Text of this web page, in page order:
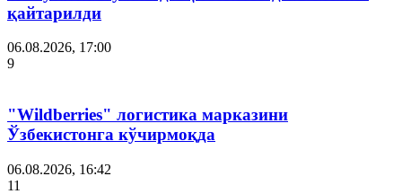
қайтарилди
06.08.2026, 17:00
9
"Wildberries" логистика марказини
Ўзбекистонга кўчирмоқда
06.08.2026, 16:42
11